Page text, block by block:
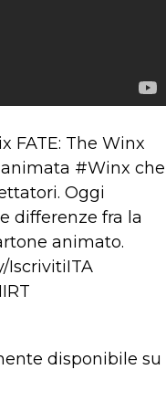
FATE: The Winx
animata #Winx che
Oggi
differenze fra la
animato.
IscrivitiITA
disponibile su